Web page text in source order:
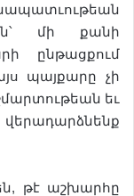
մի քանի
ընթացքում
պայքարը չի
եւ
թէ աշխարհը